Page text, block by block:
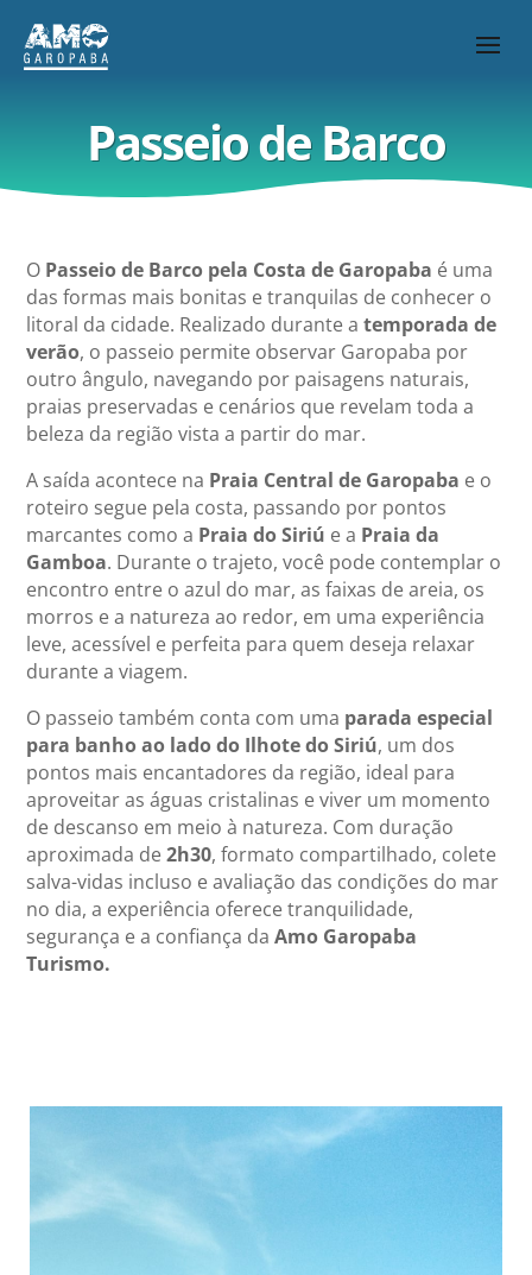
Passeio de Barco
O Passeio de Barco pela Costa de Garopaba é uma
das formas mais bonitas e tranquilas de conhecer o
litoral da cidade. Realizado durante atemporada de
verão, o passeio permite observar Garopaba por
outro ângulo, navegando por paisagens naturais,
praias preservadas e cenários que revelam toda a
beleza da região vista a partir do mar.
A saída acontece na Praia Central de Garopaba e o
roteiro segue pela costa, passando por pontos
marcantes como a Praia do Siriú e a Praia da
Gamboa. Durante o trajeto, você pode contemplar o
encontro entre o azul do mar, as faixas de areia, os
morros e a natureza ao redor, em uma experiência
leve, acessível e perfeita para quem deseja relaxar
durante a viagem.
O passeio também conta com uma parada especial
para banho ao lado do Ilhote do Siriú, um dos
pontos mais encantadores da região, ideal para
aproveitar as águas cristalinas e viver um momento
de descanso em meio à natureza. Com duração
aproximada de2h30, formato compartilhado, colete
salva-vidas incluso e avaliação das condições do mar
no dia, a experiência oferece tranquilidade,
segurança e a confiança daAmo Garopaba
Turismo.